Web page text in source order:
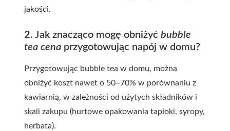
jakości.
2. Jak znacząco mogę obniżyć bubble
tea cena przygotowując napój w domu?
Przygotowując bubble tea w domu, można
obniżyć koszt nawet o 50–70% w porównaniu z
kawiarnią, w zależności od użytych składników i
skali zakupu (hurtowe opakowania tapioki, syropy,
herbata).